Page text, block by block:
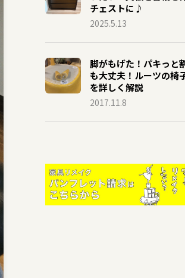
チェストに♪
2025.5.13
脚がもげた！パキっと
も大丈夫！ルーツの椅
を詳しく解説
2017.11.8